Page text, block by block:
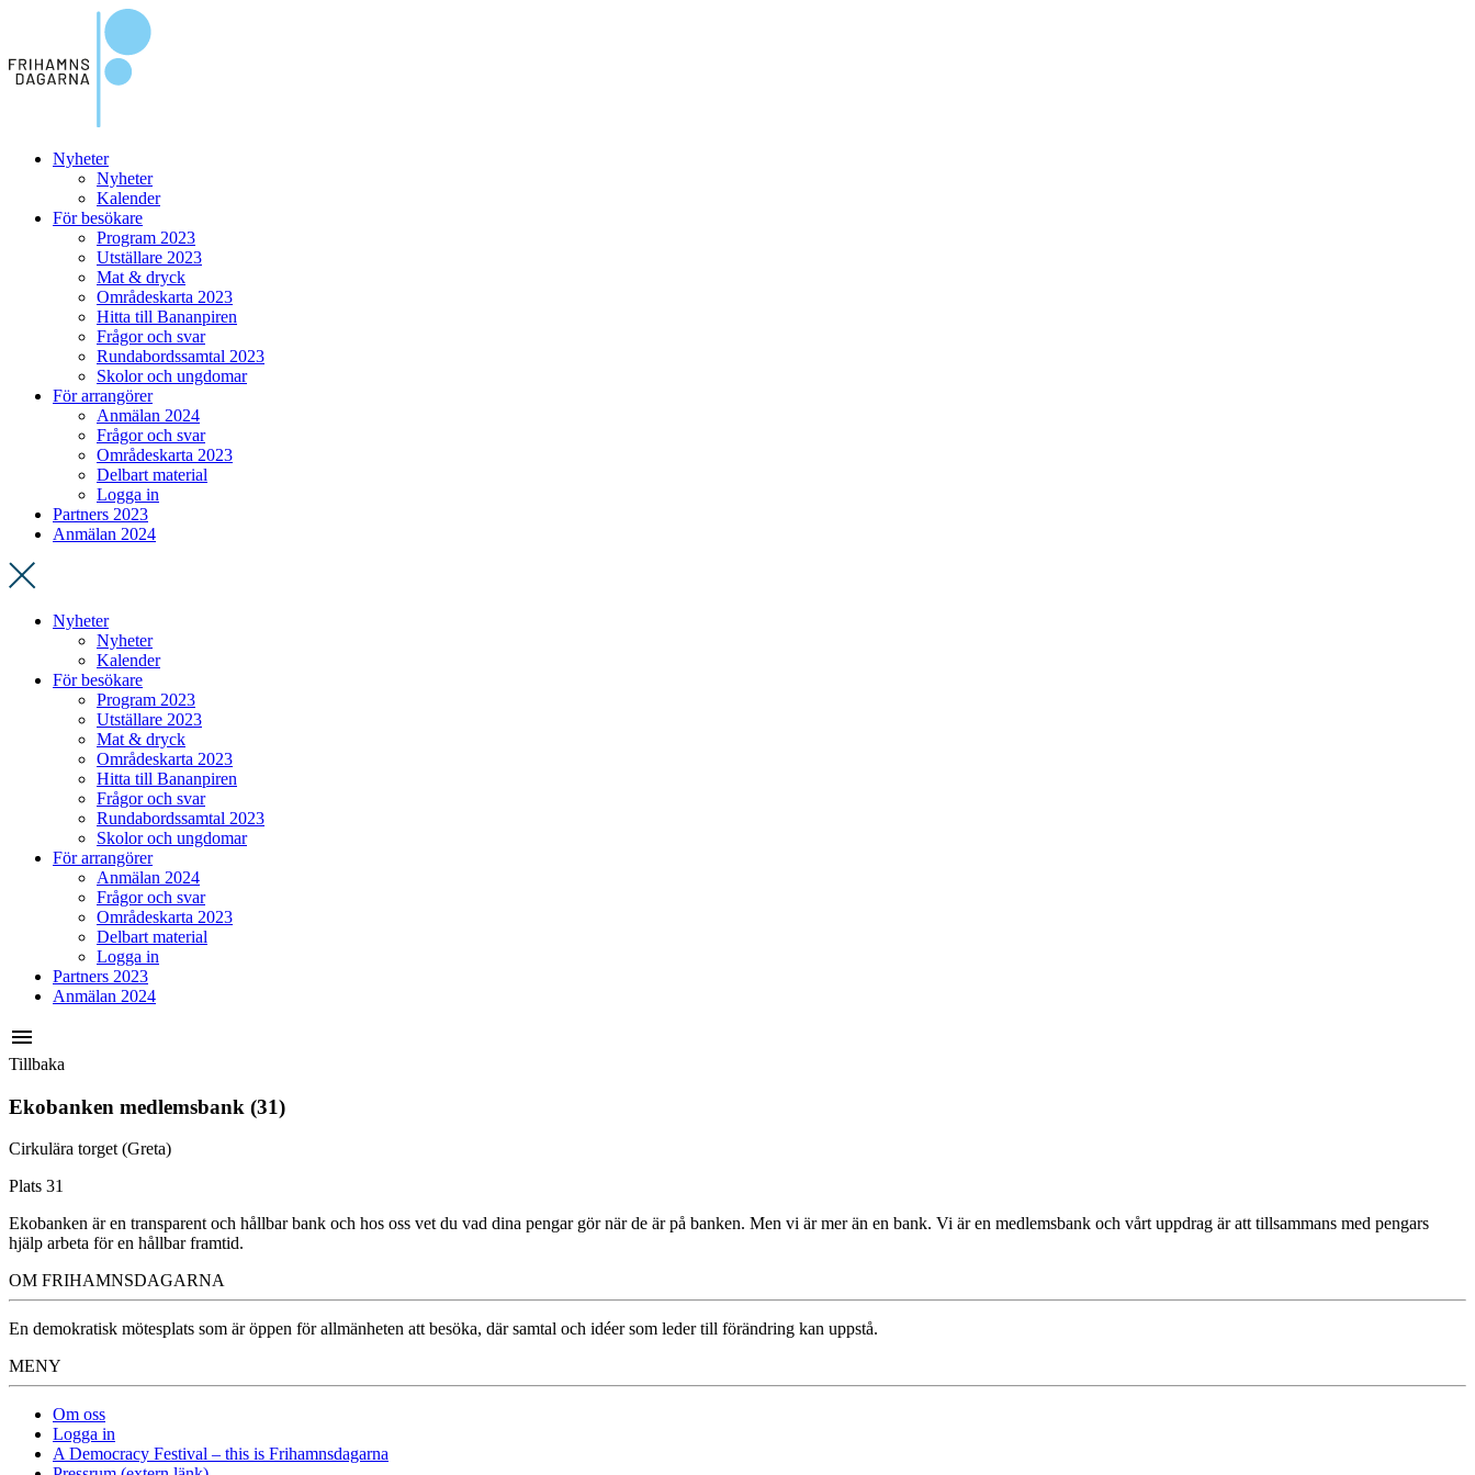
Nyheter
Nyheter
Kalender
För besökare
Program 2023
Utställare 2023
Mat & dryck
Områdeskarta 2023
Hitta till Bananpiren
Frågor och svar
Rundabordssamtal 2023
Skolor och ungdomar
För arrangörer
Anmälan 2024
Frågor och svar
Områdeskarta 2023
Delbart material
Logga in
Partners 2023
Anmälan 2024
Nyheter
Nyheter
Kalender
För besökare
Program 2023
Utställare 2023
Mat & dryck
Områdeskarta 2023
Hitta till Bananpiren
Frågor och svar
Rundabordssamtal 2023
Skolor och ungdomar
För arrangörer
Anmälan 2024
Frågor och svar
Områdeskarta 2023
Delbart material
Logga in
Partners 2023
Anmälan 2024
menu
Tillbaka
Ekobanken medlemsbank (31)
Cirkulära torget (Greta)
Plats 31
Ekobanken är en transparent och hållbar bank och hos oss vet du vad dina pengar gör när de är på banken. Men vi är mer än en bank. Vi är en medlemsbank och vårt uppdrag är att tillsammans med pengars
hjälp arbeta för en hållbar framtid.
OM FRIHAMNSDAGARNA
En demokratisk mötesplats som är öppen för allmänheten att besöka, där samtal och idéer som leder till förändring kan uppstå.
MENY
Om oss
Logga in
A Democracy Festival – this is Frihamnsdagarna